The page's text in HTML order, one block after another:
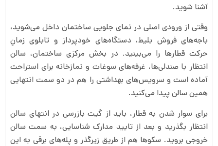
آشنا شوید.
وقتی از ورودی اصلی در نمای جلویی ساختمان داخل می‌شوید،
باجه‌های فروش بلیط، دستگاه‌های خودپرداز و تابلوی زمانِ
حرکت قطارها را می‌بینید. در بخش مرکزی ساختمان، سالن
انتظار با صندلی‌ها، غرفه‌های سوغات و نمازخانه برای استراحت
آماده است و سرویس‌های بهداشتی را هم در دو سمت انتهایی
همین سالن پیدا می‌کنید.
برای سوار شدن به قطار، باید از گیت بازرسی در انتهای سالن
انتظار بگذرید و بعد از تایید مدارک شناسایی، به سمت سالن
خروجی بروید. سکوها هم از طریق زیرگذر و پله‌های برقی به این